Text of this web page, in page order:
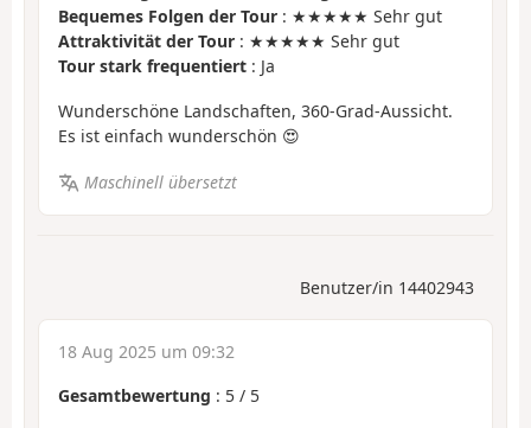
Bequemes Folgen der Tour : ★★★★★ Sehr gut
Attraktivität der Tour : ★★★★★ Sehr gut
Tour stark frequentiert : Ja
Wunderschöne Landschaften, 360-Grad-Aussicht.
Es ist einfach wunderschön 😍
Maschinell übersetzt
Benutzer/in 14402943
18 Aug 2025 um 09:32
Gesamtbewertung : 5 / 5